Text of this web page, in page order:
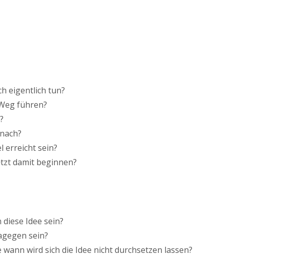
eigentlich tun?
führen?
erreicht sein?
damit beginnen?
Idee sein?
sein?
wird sich die Idee nicht durchsetzen lassen?